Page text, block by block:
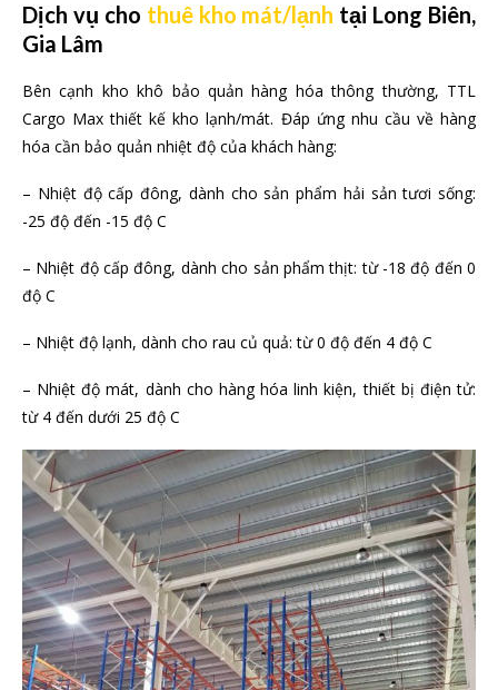
Dịch vụ cho thuê kho mát/lạnh tại Long Biên,
Gia Lâm
Bên cạnh kho khô bảo quản hàng hóa thông thường, TTL
Cargo Max thiết kế kho lạnh/mát. Đáp ứng nhu cầu về hàng
hóa cần bảo quản nhiệt độ của khách hàng:
– Nhiệt độ cấp đông, dành cho sản phẩm hải sản tươi sống:
-25 độ đến -15 độ C
– Nhiệt độ cấp đông, dành cho sản phẩm thịt: từ -18 độ đến 0
độ C
– Nhiệt độ lạnh, dành cho rau củ quả: từ 0 độ đến 4 độ C
– Nhiệt độ mát, dành cho hàng hóa linh kiện, thiết bị điện tử:
từ 4 đến dưới 25 độ C